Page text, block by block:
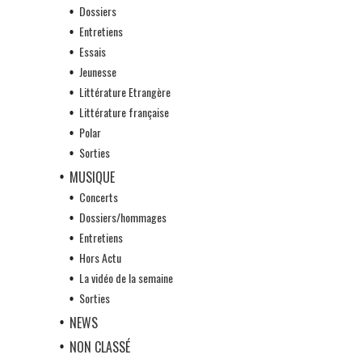
Dossiers
Entretiens
Essais
Jeunesse
Littérature Etrangère
Littérature française
Polar
Sorties
MUSIQUE
Concerts
Dossiers/hommages
Entretiens
Hors Actu
La vidéo de la semaine
Sorties
NEWS
NON CLASSÉ